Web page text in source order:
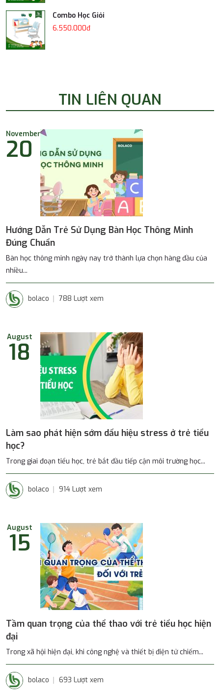
Combo Học Giỏi
6.550.000đ
TIN LIÊN QUAN
November
20
Hướng Dẫn Trẻ Sử Dụng Bàn Học Thông Minh
Đúng Chuẩn
Bàn học thông minh ngày nay trở thành lựa chọn hàng đầu của
nhiều...
bolaco 788 Lượt xem
August
18
Làm sao phát hiện sớm dấu hiệu stress ở trẻ tiểu
học?
Trong giai đoạn tiểu học, trẻ bắt đầu tiếp cận môi trường học...
bolaco 914 Lượt xem
August
15
Tầm quan trọng của thể thao với trẻ tiểu học hiện
đại
Trong xã hội hiện đại, khi công nghệ và thiết bị điện tử chiếm...
bolaco 693 Lượt xem